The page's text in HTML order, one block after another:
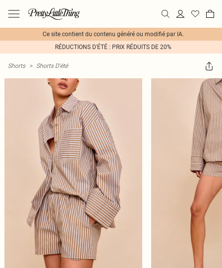
Ce site contient du contenu généré ou modifié par IA.
RÉDUCTIONS D'ÉTÉ : PRIX RÉDUITS DE 20%
Shorts > Shorts D'été